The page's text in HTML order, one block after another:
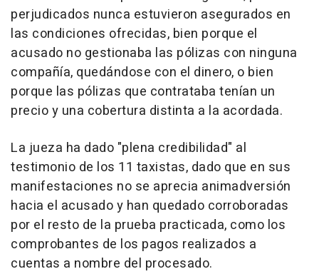
perjudicados nunca estuvieron asegurados en
las condiciones ofrecidas, bien porque el
acusado no gestionaba las pólizas con ninguna
compañía, quedándose con el dinero, o bien
porque las pólizas que contrataba tenían un
precio y una cobertura distinta a la acordada.
La jueza ha dado "plena credibilidad" al
testimonio de los 11 taxistas, dado que en sus
manifestaciones no se aprecia animadversión
hacia el acusado y han quedado corroboradas
por el resto de la prueba practicada, como los
comprobantes de los pagos realizados a
cuentas a nombre del procesado.